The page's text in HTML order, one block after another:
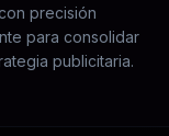
precisión
para consolidar
publicitaria.